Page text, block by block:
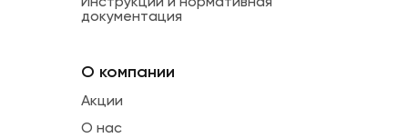
документация
О компании
Акции
О нас